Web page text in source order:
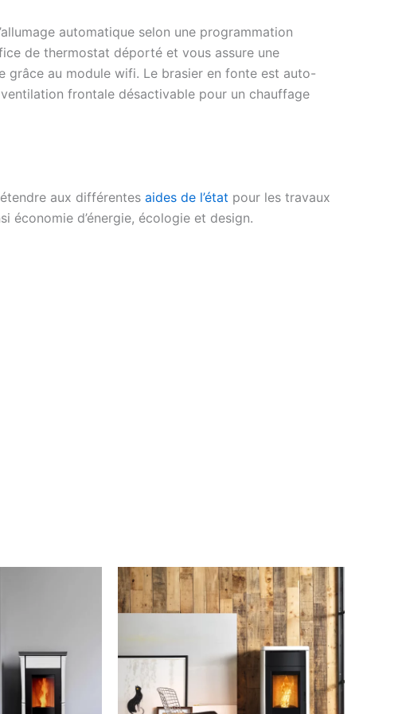
automatique selon une programmation
de thermostat déporté et vous assure une
grâce au module wifi. Le brasier en fonte est auto-
frontale désactivable pour un chauffage
aux différentes aides de l’état pour les travaux
économie d’énergie, écologie et design.